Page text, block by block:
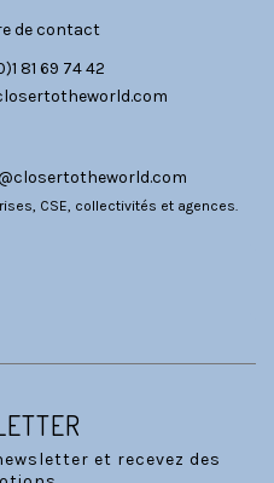
de contact
81 69 74 42
CSE, collectivités et agences.
et recevez des